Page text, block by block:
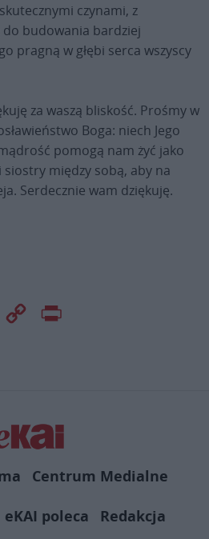
czynami, z
budowania bardziej
pragną w głębi serca wszyscy
za waszą bliskość. Prośmy w
Boga: niech Jego
pomogą nam żyć jako
siostry między sobą, aby na
Serdecznie wam dziękuję.
Email
Copy
Centrum Medialne
eKAI poleca Redakcja